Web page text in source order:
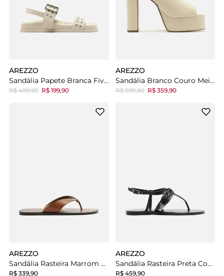
AREZZO
Sandália Papete Branca Fivela Ilhós
R$ 499,90 R$ 199,90
AREZZO
Sandália Branco Couro Meia Pata Fivela
R$ 599,90 R$ 359,90
AREZZO
Sandália Rasteira Marrom Tiras
R$ 339,90
AREZZO
Sandália Rasteira Preta Couro Bico Redondo Metais
R$ 459,90